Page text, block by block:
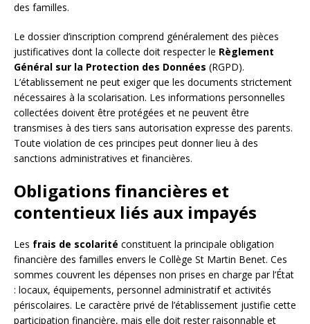
des familles.
Le dossier d’inscription comprend généralement des pièces
justificatives dont la collecte doit respecter le Règlement
Général sur la Protection des Données (RGPD).
L’établissement ne peut exiger que les documents strictement
nécessaires à la scolarisation. Les informations personnelles
collectées doivent être protégées et ne peuvent être
transmises à des tiers sans autorisation expresse des parents.
Toute violation de ces principes peut donner lieu à des
sanctions administratives et financières.
Obligations financières et
contentieux liés aux impayés
Les frais de scolarité constituent la principale obligation
financière des familles envers le Collège St Martin Benet. Ces
sommes couvrent les dépenses non prises en charge par l’État
: locaux, équipements, personnel administratif et activités
périscolaires. Le caractère privé de l’établissement justifie cette
participation financière, mais elle doit rester raisonnable et